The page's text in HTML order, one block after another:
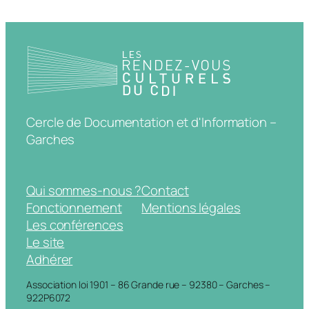
Cercle de Documentation et d'Information –
Garches
Qui sommes-nous ?
Fonctionnement
Les conférences
Le site
Adhérer
Contact
Mentions légales
Association loi 1901 – 86 Grande rue – 92380 – Garches –
922P6072